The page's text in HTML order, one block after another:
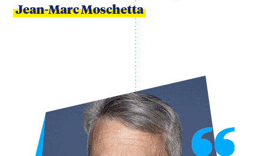
Jean-Marc Moschetta